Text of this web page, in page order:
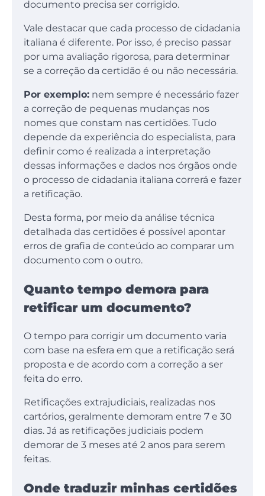
documento precisa ser corrigido.
Vale destacar que cada processo de cidadania
italiana é diferente. Por isso, é preciso passar
por uma avaliação rigorosa, para determinar
se a correção da certidão é ou não necessária.
Por exemplo: nem sempre é necessário fazer
a correção de pequenas mudanças nos
nomes que constam nas certidões. Tudo
depende da experiência do especialista, para
definir como é realizada a interpretação
dessas informações e dados nos órgãos onde
o processo de cidadania italiana correrá e fazer
a retificação.
Desta forma, por meio da análise técnica
detalhada das certidões é possível apontar
erros de grafia de conteúdo ao comparar um
documento com o outro.
Quanto tempo demora para
retificar um documento?
O tempo para corrigir um documento varia
com base na esfera em que a retificação será
proposta e de acordo com a correção a ser
feita do erro.
Retificações extrajudiciais, realizadas nos
cartórios, geralmente demoram entre 7 e 30
dias. Já as retificações judiciais podem
demorar de 3 meses até 2 anos para serem
feitas.
Onde traduzir minhas certidões